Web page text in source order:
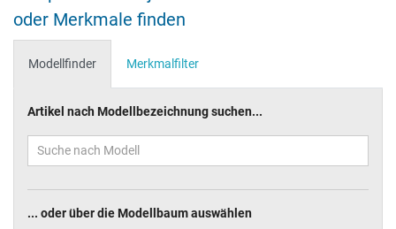
oder Merkmale finden
Modellfinder Merkmalfilter
Artikel nach Modellbezeichnung suchen...
... oder über die Modellbaum auswählen